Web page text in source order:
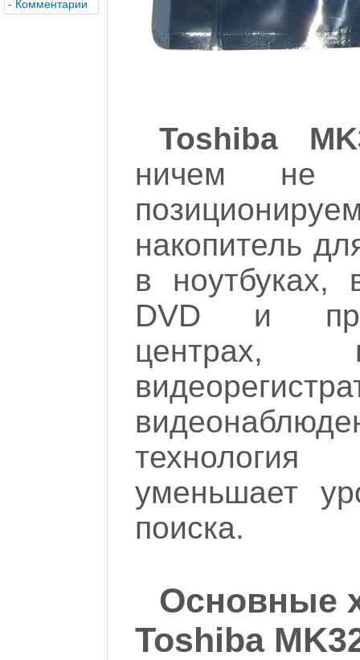
- Комментарии
Toshiba
ничем не
накопитель
в ноутбуках,
DVD и
уменьшает
поиска.
Основные
Toshiba